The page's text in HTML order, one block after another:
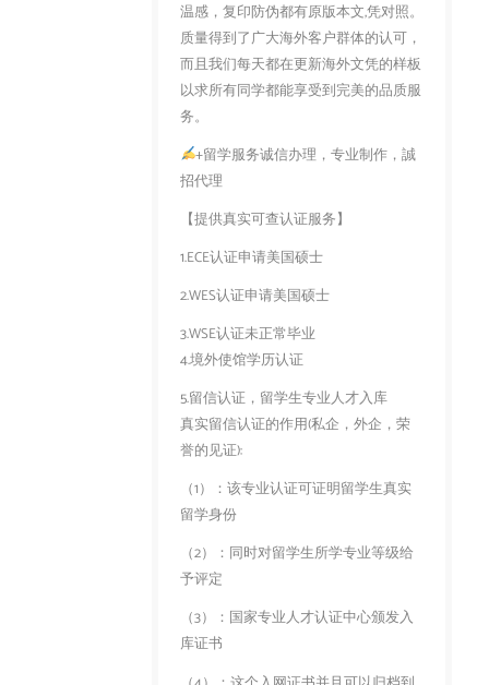
温感，复印防伪都有原版本文,凭对照。
质量得到了广大海外客户群体的认可，
而且我们每天都在更新海外文凭的样板
以求所有同学都能享受到完美的品质服
务。
+留学服务诚信办理，专业制作，誠
招代理
【提供真实可查认证服务】
1.ECE认证申请美国硕士
2.WES认证申请美国硕士
3.WSE认证未正常毕业
4.境外使馆学历认证
5.留信认证，留学生专业人才入库
真实留信认证的作用(私企，外企，荣
誉的见证):
（1）：该专业认证可证明留学生真实
留学身份
（2）：同时对留学生所学专业等级给
予评定
（3）：国家专业人才认证中心颁发入
库证书